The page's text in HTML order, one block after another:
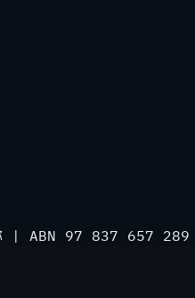
| ABN 97 837 657 289